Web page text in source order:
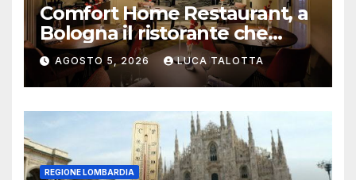
Comfort Home Restaurant, a
Bologna il ristorante che
trasforma l’ospitalità in
un’esperienza di casa
AGOSTO 5, 2026 LUCA TALOTTA
REGIONE LOMBARDIA